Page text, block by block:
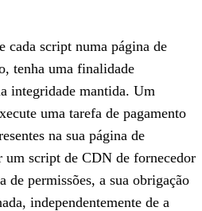
cada script numa página de
tenha uma finalidade
integridade mantida. Um
uma tarefa de pagamento
na sua página de
um script de CDN de fornecedor
de permissões, a sua obrigação
independentemente de a